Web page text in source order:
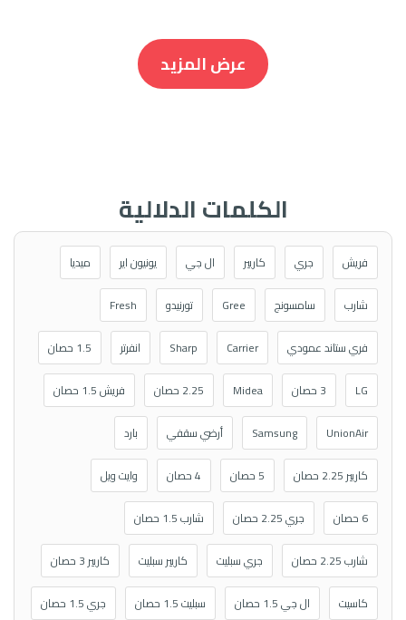
عرض المزيد
الكلمات الدلالية
فريش جري كاريير ال جي يونيون اير ميديا
شارب سامسونج Gree تورنيدو Fresh
فري ستاند عمودي Carrier
Sharp انفرتر 1.5 حصان
LG 3 حصان Midea 2.25 حصان فريش 1.5 حصان
UnionAir
Samsung أرضي سقفي بارد
كاريير 2.25 حصان 5 حصان 4 حصان وايت ويل
6 حصان جري 2.25 حصان شارب 1.5 حصان
شارب 2.25 حصان جري سبليت كاريير سبليت كاريير 3 حصان
كاسيت ال جي 1.5 حصان سبليت 1.5 حصان جري 1.5 حصان